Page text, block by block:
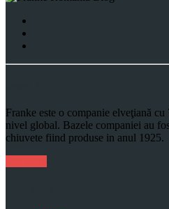
Franke este o companie elveţiană
nivel global. Bazele companiei au
chiuvete fiind produse in anul 1925.